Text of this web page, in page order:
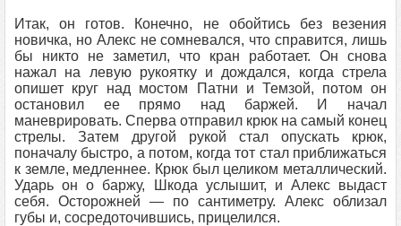
Итак, он готов. Конечно, не обойтись без везения
новичка, но Алекс не сомневался, что справится, лишь
бы никто не заметил, что кран работает. Он снова
нажал на левую рукоятку и дождался, когда стрела
опишет круг над мостом Патни и Темзой, потом он
остановил ее прямо над баржей. И начал
маневрировать. Сперва отправил крюк на самый конец
стрелы. Затем другой рукой стал опускать крюк,
поначалу быстро, а потом, когда тот стал приближаться
к земле, медленнее. Крюк был целиком металлический.
Ударь он о баржу, Шкода услышит, и Алекс выдаст
себя. Осторожней — по сантиметру. Алекс облизал
губы и, сосредоточившись, прицелился.